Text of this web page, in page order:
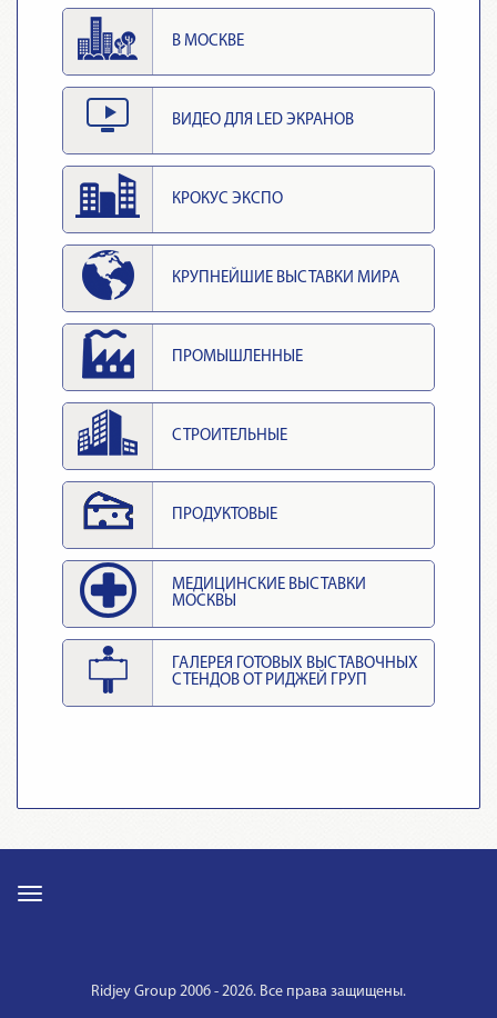
В МОСКВЕ
ВИДЕО ДЛЯ LED ЭКРАНОВ
КРОКУС ЭКСПО
КРУПНЕЙШИЕ ВЫСТАВКИ МИРА
ПРОМЫШЛЕННЫЕ
СТРОИТЕЛЬНЫЕ
ПРОДУКТОВЫЕ
МЕДИЦИНСКИЕ ВЫСТАВКИ
МОСКВЫ
ГАЛЕРЕЯ ГОТОВЫХ ВЫСТАВОЧНЫХ
СТЕНДОВ ОТ РИДЖЕЙ ГРУП
Ridjey Group 2006 - 2026. Все права защищены.